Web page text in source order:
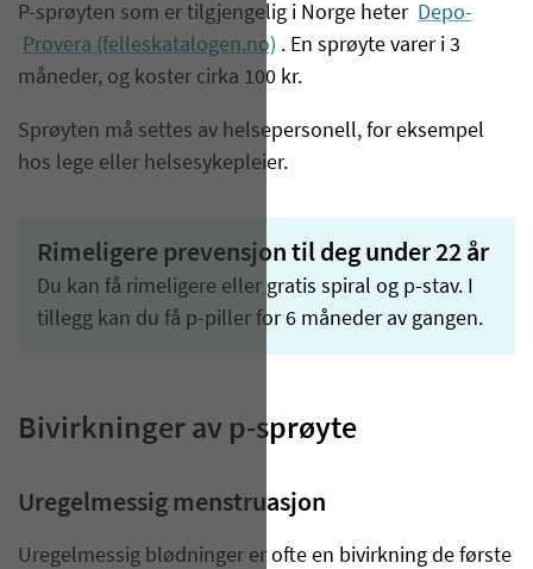
P-sprøyten som er tilgjengelig i Norge heter Depo-
Provera (felleskatalogen.no) . En sprøyte varer i 3
måneder, og koster cirka 100 kr.
Sprøyten må settes av helsepersonell, for eksempel
hos lege eller helsesykepleier.
Rimeligere prevensjon til deg under 22 år
Du kan få rimeligere eller gratis spiral og p-stav. I
tillegg kan du få p-piller for 6 måneder av gangen.
Bivirkninger av p-sprøyte
Uregelmessig menstruasjon
Uregelmessig blødninger er ofte en bivirkning de første